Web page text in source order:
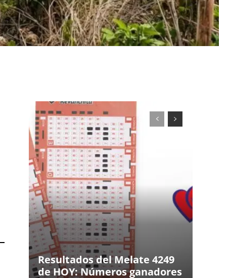
Resultados del Melate 4249
de HOY: Números ganadores